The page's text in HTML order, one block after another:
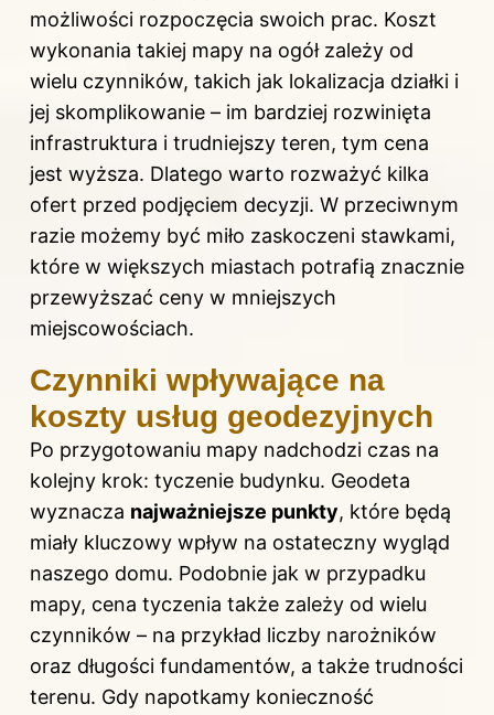
możliwości rozpoczęcia swoich prac. Koszt
wykonania takiej mapy na ogół zależy od
wielu czynników, takich jak lokalizacja działki i
jej skomplikowanie – im bardziej rozwinięta
infrastruktura i trudniejszy teren, tym cena
jest wyższa. Dlatego warto rozważyć kilka
ofert przed podjęciem decyzji. W przeciwnym
razie możemy być miło zaskoczeni stawkami,
które w większych miastach potrafią znacznie
przewyższać ceny w mniejszych
miejscowościach.
Czynniki wpływające na
koszty usług geodezyjnych
Po przygotowaniu mapy nadchodzi czas na
kolejny krok: tyczenie budynku. Geodeta
wyznacza najważniejsze punkty, które będą
miały kluczowy wpływ na ostateczny wygląd
naszego domu. Podobnie jak w przypadku
mapy, cena tyczenia także zależy od wielu
czynników – na przykład liczby narożników
oraz długości fundamentów, a także trudności
terenu. Gdy napotkamy konieczność